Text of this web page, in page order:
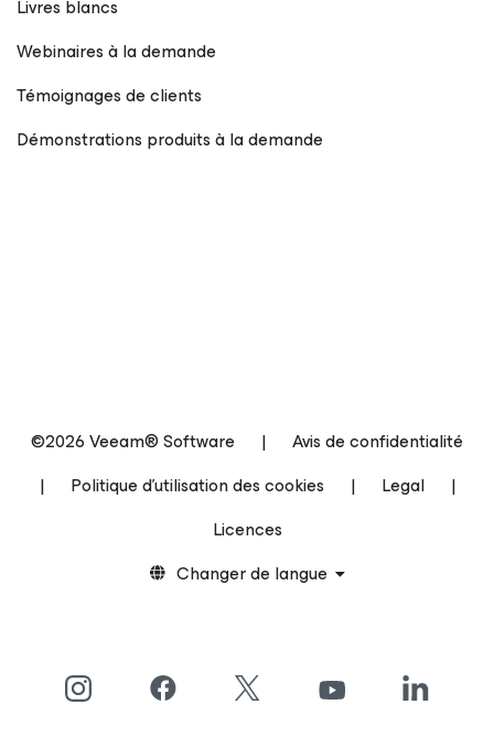
Livres blancs
Webinaires à la demande
Témoignages de clients
Démonstrations produits à la demande
©2026 Veeam® Software |
Avis de confidentialité
|
Politique d’utilisation des cookies | Legal
|
Licences
Changer de langue